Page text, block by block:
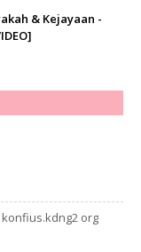
& Kejayaan -
org